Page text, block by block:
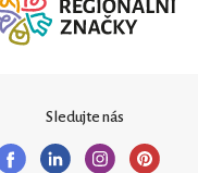
Sledujte nás